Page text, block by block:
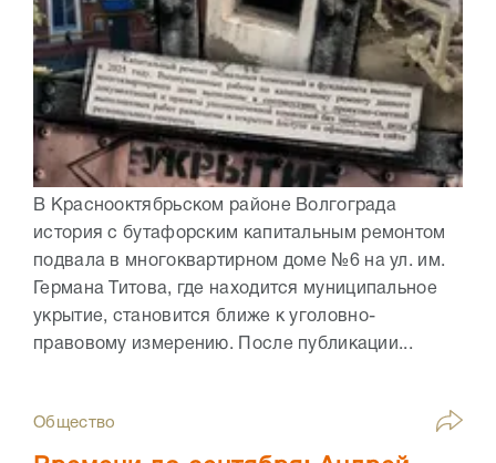
В Краснооктябрьском районе Волгограда
история с бутафорским капитальным ремонтом
подвала в многоквартирном доме №6 на ул. им.
Германа Титова, где находится муниципальное
укрытие, становится ближе к уголовно-
правовому измерению. После публикации...
Общество